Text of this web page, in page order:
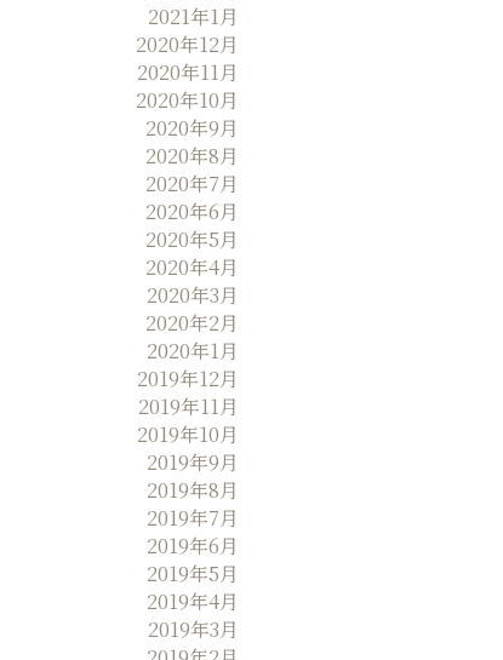
2021年1月
2020年12月
2020年11月
2020年10月
2020年9月
2020年8月
2020年7月
2020年6月
2020年5月
2020年4月
2020年3月
2020年2月
2020年1月
2019年12月
2019年11月
2019年10月
2019年9月
2019年8月
2019年7月
2019年6月
2019年5月
2019年4月
2019年3月